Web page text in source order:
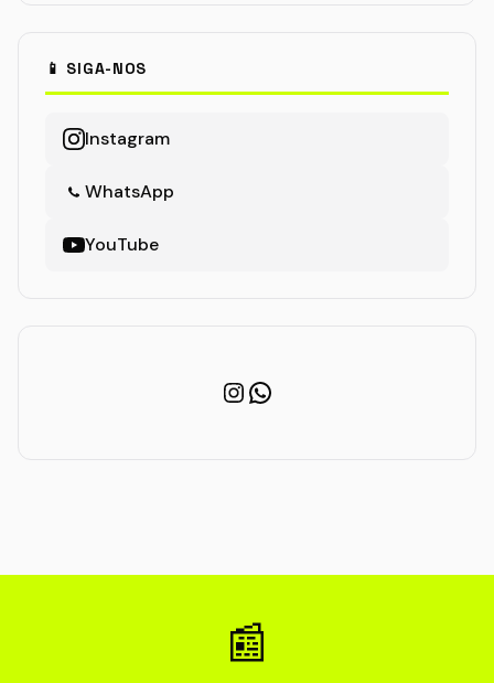
📱 SIGA-NOS
Instagram
WhatsApp
YouTube
Instagram
WhatsApp
📰